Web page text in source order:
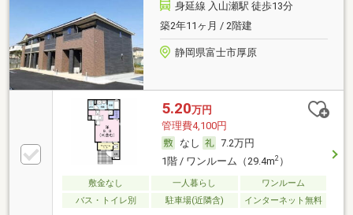
身延線 入山瀬駅 徒歩13分
築2年11ヶ月 / 2階建
静岡県富士市厚原
5.20万円
管理費4,100円
なし
7.2万円
1階 / ワンルーム（29.4m2）
敷金なし 一人暮らし
ワンルーム
バス・トイレ別
駐車場(近隣含) インターネット無料